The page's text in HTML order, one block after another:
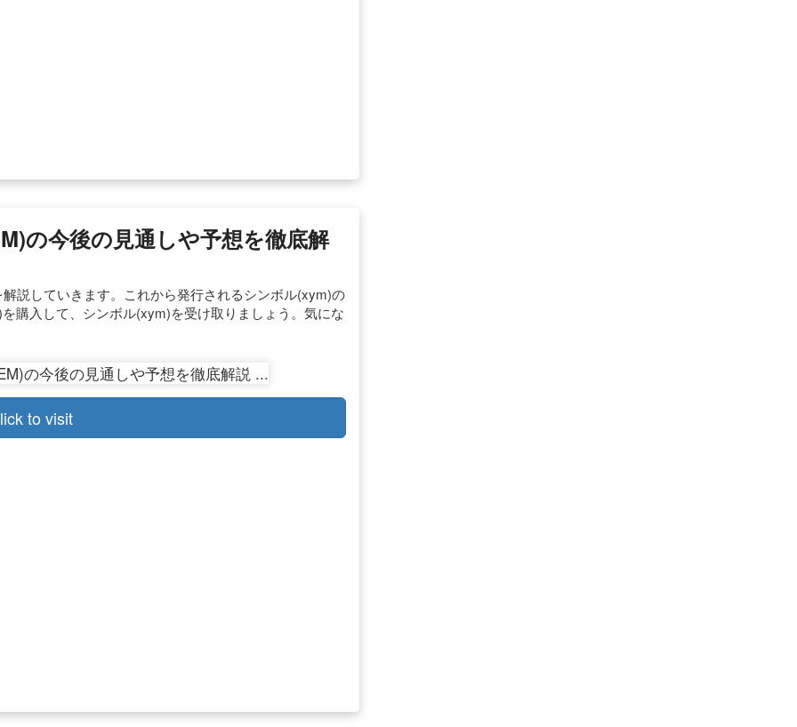
の今後の見通しや予想を徹底解
説していきます。これから発行されるシンボル(xym)の
購入して、シンボル(xym)を受け取りましょう。気にな
to visit